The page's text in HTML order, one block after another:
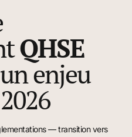
QHSE
enjeu
— transition vers